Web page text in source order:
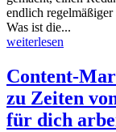
endlich
Was ist die...
weiterlesen
Content-
zu Zeiten
für dich